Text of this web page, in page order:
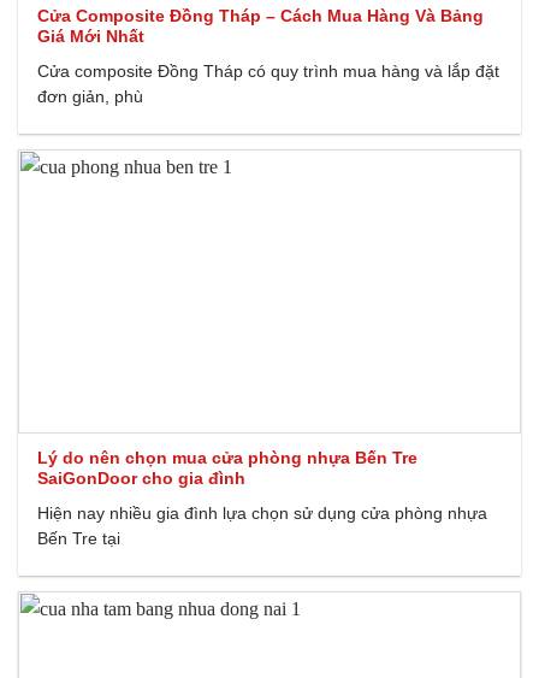
Cửa Composite Đồng Tháp – Cách Mua Hàng Và Bảng
Giá Mới Nhất
Cửa composite Đồng Tháp có quy trình mua hàng và lắp đặt
đơn giản, phù
Lý do nên chọn mua cửa phòng nhựa Bến Tre
SaiGonDoor cho gia đình
Hiện nay nhiều gia đình lựa chọn sử dụng cửa phòng nhựa
Bến Tre tại